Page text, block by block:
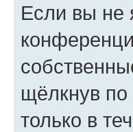
Если вы не
щёлкнув по
только в